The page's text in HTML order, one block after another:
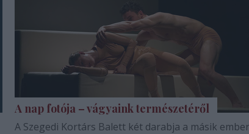
A nap fotója – vágyaink természetéről
A Szegedi Kortárs Balett két darabja a másik ember